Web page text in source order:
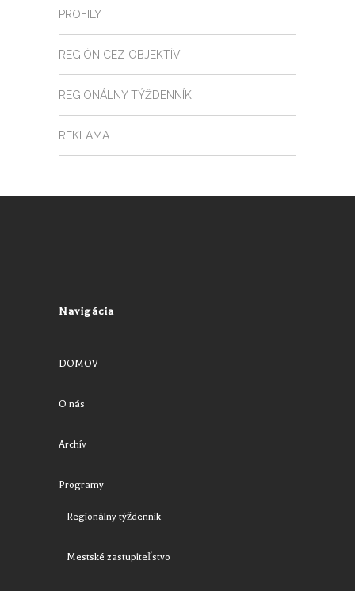
PROFILY
REGIÓN CEZ OBJEKTÍV
REGIONÁLNY TÝŽDENNÍK
REKLAMA
Navigácia
DOMOV
O nás
Archív
Programy
Regionálny týždenník
Mestské zastupiteľstvo